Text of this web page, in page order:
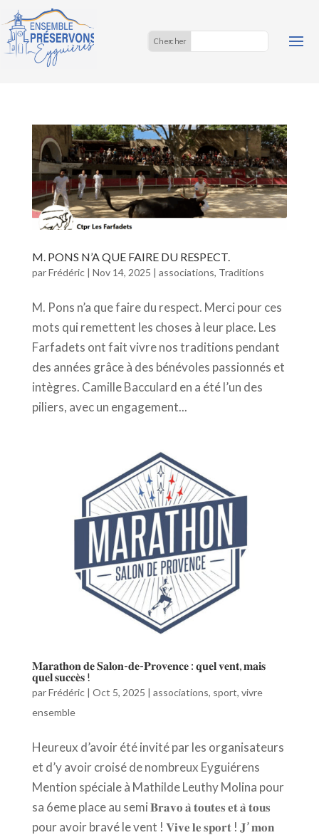
M. PONS N’A QUE FAIRE DU RESPECT.
parFrédéric| Nov 14, 2025 | associations, Traditions
M. Pons n’a que faire du respect. Merci pour ces
mots qui remettent les choses à leur place. Les
Farfadets ont fait vivre nos traditions pendant
des années grâce à des bénévoles passionnés et
intègres. Camille Bacculard en a été l’un des
piliers, avec un engagement...
𝐌𝐚𝐫𝐚𝐭𝐡𝐨𝐧 𝐝𝐞 𝐒𝐚𝐥𝐨𝐧-𝐝𝐞-𝐏𝐫𝐨𝐯𝐞𝐧𝐜𝐞 : 𝐪𝐮𝐞𝐥 𝐯𝐞𝐧𝐭, 𝐦𝐚𝐢𝐬
𝐪𝐮𝐞𝐥 𝐬𝐮𝐜𝐜𝐞̀𝐬 !
parFrédéric| Oct 5, 2025 | associations, sport, vivre
ensemble
Heureux d’avoir été invité par les organisateurs
et d’y avoir croisé de nombreux Eyguiérens
Mention spéciale à Mathilde Leuthy Molina pour
sa 6eme place au semi 𝐁𝐫𝐚𝐯𝐨 𝐚̀ 𝐭𝐨𝐮𝐭𝐞𝐬 𝐞𝐭 𝐚̀ 𝐭𝐨𝐮𝐬
pour avoir bravé le vent ! 𝐕𝐢𝐯𝐞 𝐥𝐞 𝐬𝐩𝐨𝐫𝐭 ! 𝐉’ 𝐦𝐨𝐧